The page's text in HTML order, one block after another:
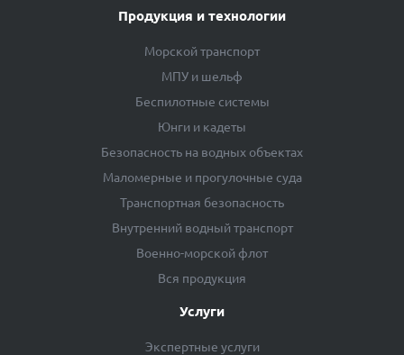
Продукция и технологии
Морской транспорт
МПУ и шельф
Беспилотные системы
Юнги и кадеты
Безопасность на водных объектах
Маломерные и прогулочные суда
Транспортная безопасность
Внутренний водный транспорт
Военно-морской флот
Вся продукция
Услуги
Экспертные услуги